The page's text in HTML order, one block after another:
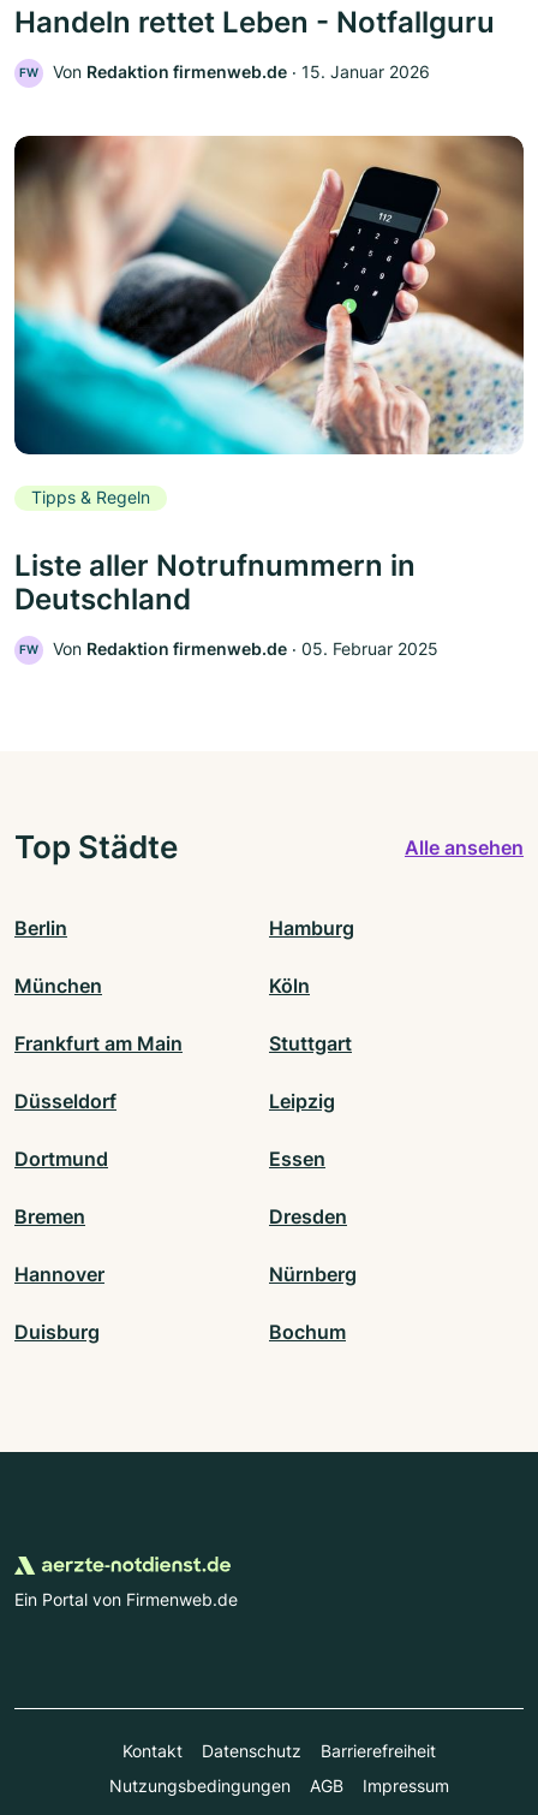
Handeln rettet Leben - Notfallguru
FW Von Redaktion firmenweb.de ‧ 15. Januar 2026
Tipps & Regeln
Liste aller Notrufnummern in
Deutschland
FW Von Redaktion firmenweb.de ‧ 05. Februar 2025
Top Städte Alle ansehen
Berlin Hamburg
München Köln
Frankfurt am Main Stuttgart
Düsseldorf Leipzig
Dortmund Essen
Bremen Dresden
Hannover Nürnberg
Duisburg Bochum
Ein Portal von Firmenweb.de
Kontakt Datenschutz
Barrierefreiheit
Nutzungsbedingungen
AGB Impressum